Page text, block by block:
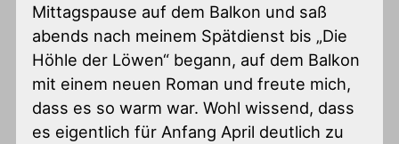
Mittagspause auf dem Balkon und saß
abends nach meinem Spätdienst bis „Die
Höhle der Löwen“ begann, auf dem Balkon
mit einem neuen Roman und freute mich,
dass es so warm war. Wohl wissend, dass
es eigentlich für Anfang April deutlich zu